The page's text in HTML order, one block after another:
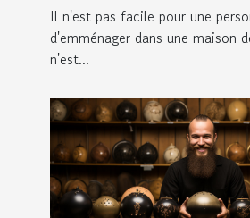
Il n'est pas facile pour une
d'emménager dans une maison
n'est...